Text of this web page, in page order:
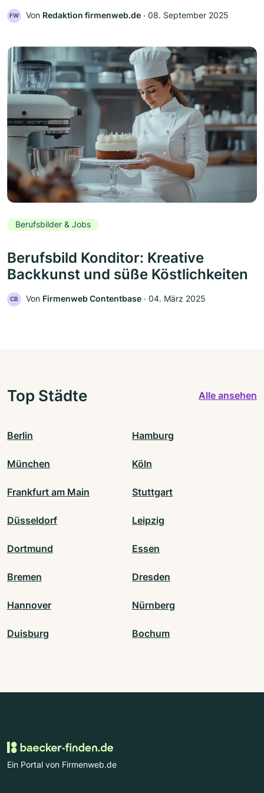
FW Von Redaktion firmenweb.de ‧ 08. September 2025
Berufsbilder & Jobs
Berufsbild Konditor: Kreative
Backkunst und süße Köstlichkeiten
CB Von Firmenweb Contentbase ‧ 04. März 2025
Top Städte Alle ansehen
Berlin Hamburg
München Köln
Frankfurt am Main Stuttgart
Düsseldorf Leipzig
Dortmund Essen
Bremen Dresden
Hannover Nürnberg
Duisburg Bochum
Ein Portal von Firmenweb.de